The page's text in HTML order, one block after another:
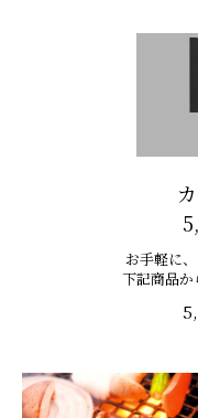
お手軽に
下記商品か